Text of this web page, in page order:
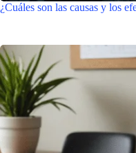
¿Cuáles son las causas y los